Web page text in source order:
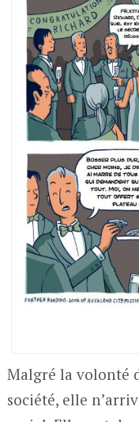
Malgré la volonté
société, elle